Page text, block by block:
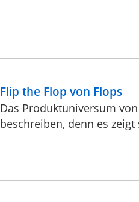
Flip the Flop von Flops
Das Produktuniversum
beschreiben, denn es